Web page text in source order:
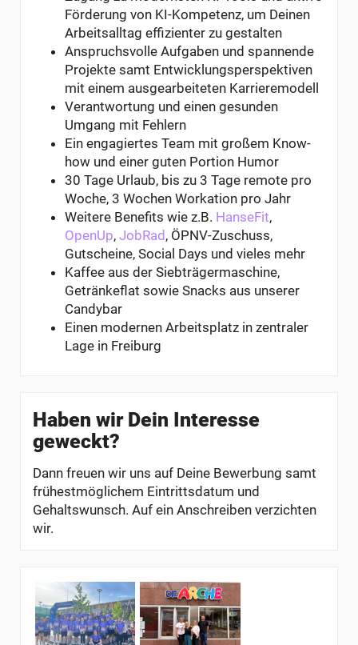
Förderung von KI-Kompetenz, um Deinen
Arbeitsalltag effizienter zu gestalten
Anspruchsvolle Aufgaben und spannende
Projekte samt Entwicklungsperspektiven
mit einem ausgearbeiteten Karrieremodell
Verantwortung und einen gesunden
Umgang mit Fehlern
Ein engagiertes Team mit großem Know-
how und einer guten Portion Humor
30 Tage Urlaub, bis zu 3 Tage remote pro
Woche, 3 Wochen Workation pro Jahr
Weitere Benefits wie z.B. HanseFit,
OpenUp, JobRad , ÖPNV-Zuschuss,
Gutscheine, Social Days und vieles mehr
Kaffee aus der Siebträgermaschine,
Getränkeflat sowie Snacks aus unserer
Candybar
Einen modernen Arbeitsplatz in zentraler
Lage in Freiburg
Haben wir Dein Interesse
geweckt?
Dann freuen wir uns auf Deine Bewerbung samt
frühestmöglichem Eintrittsdatum und
Gehaltswunsch. Auf ein Anschreiben verzichten
wir.